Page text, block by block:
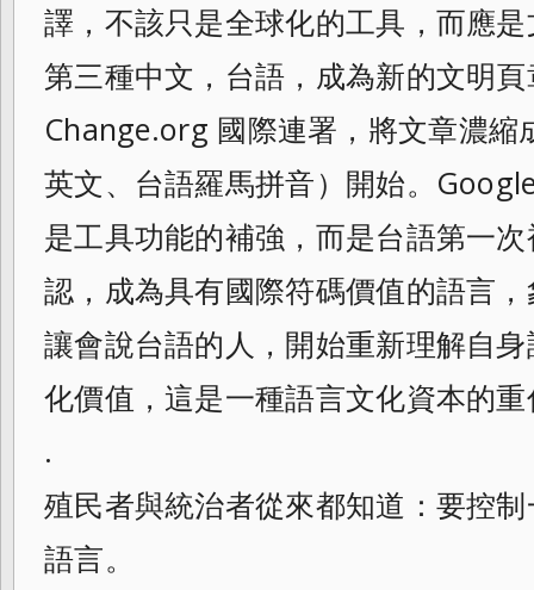
譯，不該只是全球化的工具，而應
第三種中文，台語，成為新的文明
Change.org 國際連署，將文章濃縮
英文、台語羅馬拼音）開始。
是工具功能的補強，而是台語第一
認，成為具有國際符碼價值的語言
讓會說台語的人，開始重新理解自
化價值，這是一種語言文化資本的
.
殖民者與統治者從來都知道：要控
語言。